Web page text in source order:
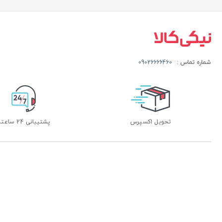
شماره تماس : 09026666460
تحویل اکسپرس پشتیبانی 24 ساعته